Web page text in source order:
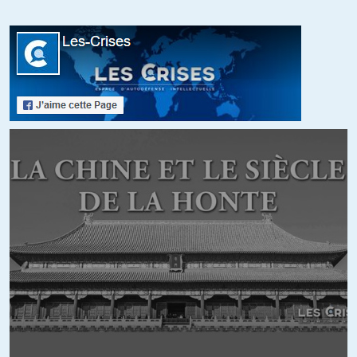
Tartoquetsches//25.07.2015 à 17h07
Pour prendre la défense de Todd, son hollandisme révolutionnaire
était de l’ironie…
+4 ALERTER
Louis//26.07.2015 à 01h16
Non non. Il était très sérieux. Et il s’en est excusé publiquement
plus tard d’ailleurs, ce qui avait le mérite d’être honnête de sa
part.
+5